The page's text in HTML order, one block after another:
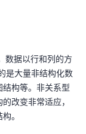
据以行和列的方
是大量非结构化数
构等。非关系型
改变非常适应，
。